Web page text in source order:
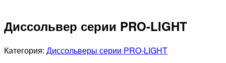
Диссольвер серии PRO-LIGHT
Категория: Диссольверы серии PRO-LIGHT